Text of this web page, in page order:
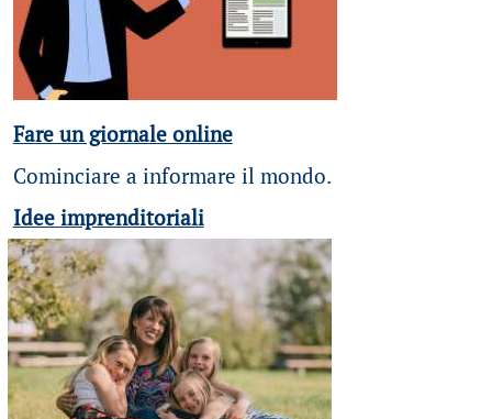
Fare un giornale online
Cominciare a informare il mondo.
Idee imprenditoriali